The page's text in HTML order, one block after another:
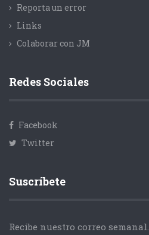
Reporta un error
Links
Colaborar con JM
Redes Sociales
Facebook
Twitter
Suscríbete
Recibe nuestro correo semanal.